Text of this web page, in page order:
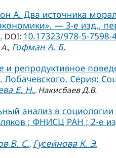
А. Два источника
— 3-е изд.,
DOI: 10.17323/978-5-7598-
, Гофман А. Б.
и репродуктивное
Серия:
Е. Н., Накисбаев Д.В.
анализ в
; ФНИСЦ РАН ; 2-е
В. С., Гусейнова К. Э.